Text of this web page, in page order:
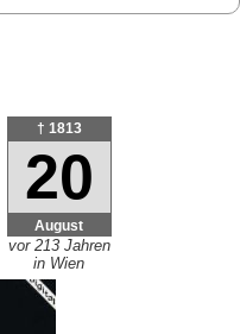
† 1813
20
August
vor 213 Jahren
in Wien